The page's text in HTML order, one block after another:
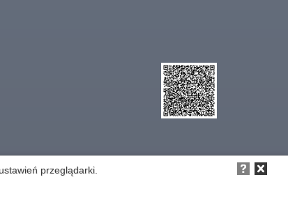
przeglądarki.